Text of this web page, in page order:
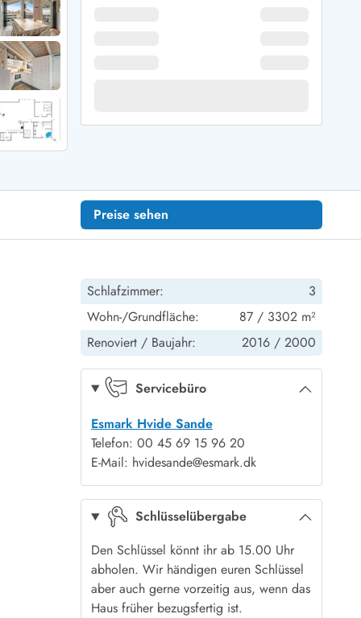
Klit
Strand
Husby
Preise sehen
Schlafzimmer:
3
Wohn-/Grundfläche:
87 / 3302 m²
Renoviert / Baujahr: 2016 / 2000
Servicebüro
Esmark Hvide Sande
Telefon: 00 45 69 15 96 20
E-Mail: hvidesande@esmark.dk
Schlüsselübergabe
Den Schlüssel könnt ihr ab 15.00 Uhr
abholen. Wir händigen euren Schlüssel
aber auch gerne vorzeitig aus, wenn das
Haus früher bezugsfertig ist.